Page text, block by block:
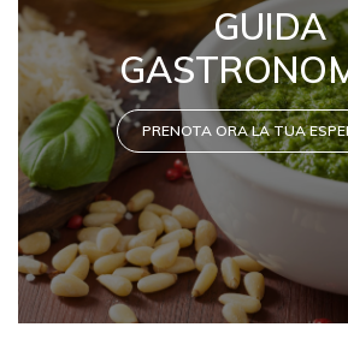
GUIDA
PRENOTA ORA LA TUA